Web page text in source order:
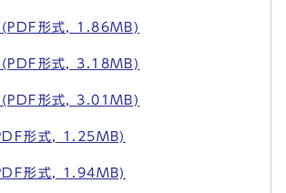
(PDF形式, 1.86MB)
(PDF形式, 3.18MB)
(PDF形式, 3.01MB)
形式, 1.25MB)
形式, 1.94MB)